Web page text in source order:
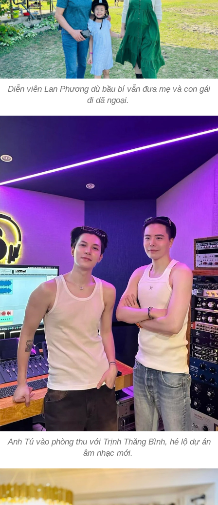
Diễn viên Lan Phương dù bầu bí vẫn đưa mẹ và con gái
đi dã ngoại.
Anh Tú vào phòng thu với Trịnh Thăng Bình, hé lộ dự án
âm nhạc mới.